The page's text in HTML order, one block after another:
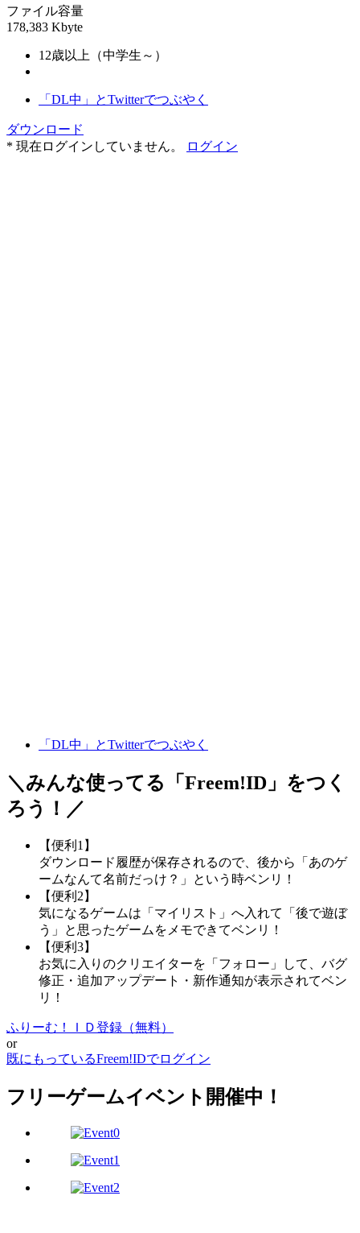
ファイル容量
178,383 Kbyte
12歳以上（中学生～）
「DL中」とTwitterでつぶやく
ダウンロード
* 現在ログインしていません。
ログイン
「DL中」とTwitterでつぶやく
＼みんな使ってる「 Freem!ID 」をつく
ろう！／
【便利1】
ダウンロード履歴が保存されるので、後から「あのゲ
ームなんて名前だっけ？」という時ベンリ！
【便利2】
気になるゲームは「マイリスト」へ入れて「後で遊ぼ
う」と思ったゲームをメモできてベンリ！
【便利3】
お気に入りのクリエイターを「フォロー」して、バグ
修正・追加アップデート・新作通知が表示されてベン
リ！
ふりーむ！ＩＤ登録（無料）
or
既にもっているFreem!IDでログイン
フリーゲームイベント開催中！